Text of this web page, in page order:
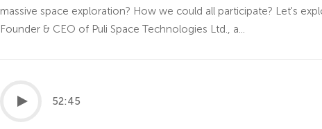
massive space exploration? How we could all participate? Let's
Founder & CEO of Puli Space Technologies Ltd., a...
52:45